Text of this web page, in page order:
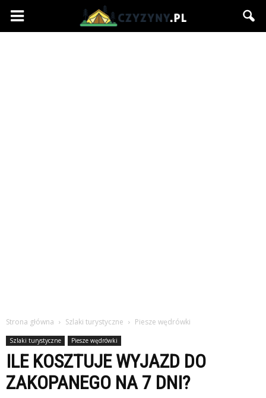
Czyzyny.pl
Strona główna Szlaki turystyczne Piesze wędrówki
Szlaki turystyczne Piesze wędrówki
ILE KOSZTUJE WYJAZD DO
ZAKOPANEGO NA 7 DNI?